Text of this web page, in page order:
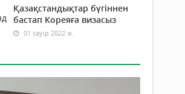
Қазақстандықтар бүгіннен
бастап Кореяға визасыз
01 сәуір 2022 ж.